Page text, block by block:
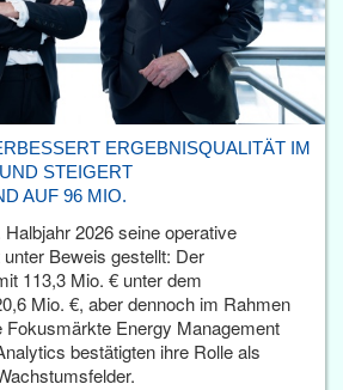
ERGEBNISQUALITÄT IM
STEIGERT
AUF 96 MIO.
2026 seine operative
Beweis gestellt: Der
113,3 Mio. € unter dem
Mio. €, aber dennoch im Rahmen
Fokusmärkte Energy Management
bestätigten ihre Rolle als